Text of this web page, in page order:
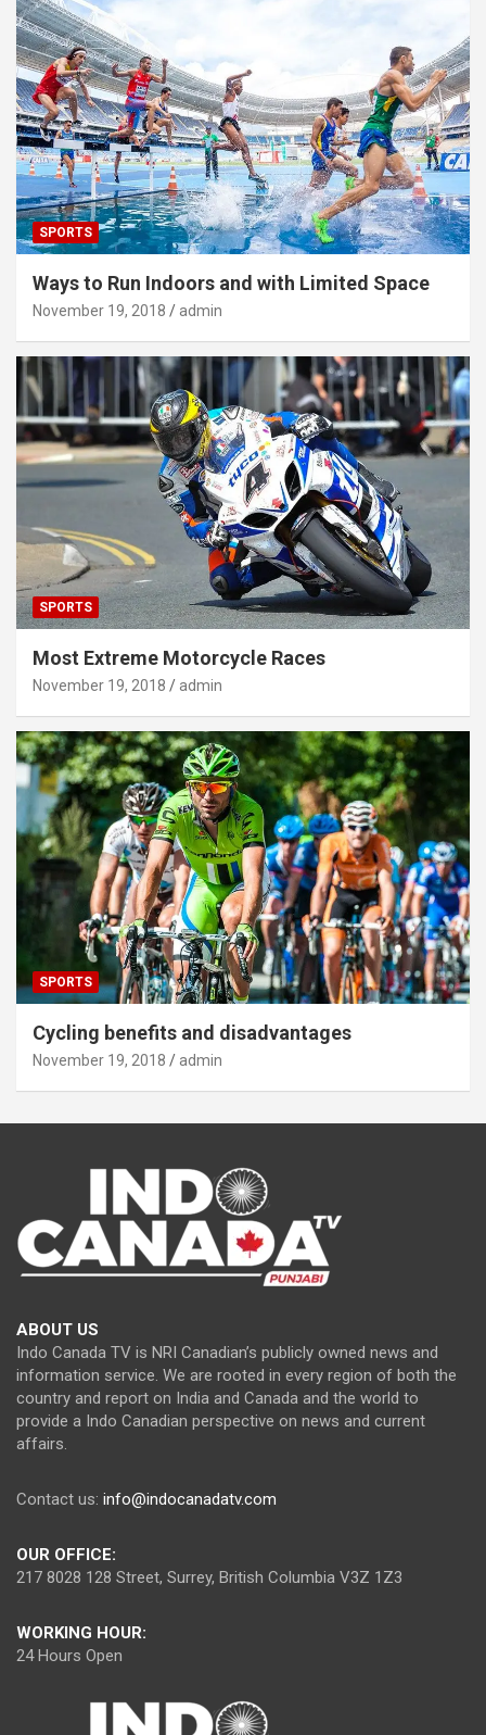
SPORTS
Ways to Run Indoors and with Limited Space
November 19, 2018 admin
SPORTS
Most Extreme Motorcycle Races
November 19, 2018 admin
SPORTS
Cycling benefits and disadvantages
November 19, 2018 admin
ABOUT US
Indo Canada TV is NRI Canadian’s publicly owned news and
information service. We are rooted in every region of both the
country and report on India and Canada and the world to
provide a Indo Canadian perspective on news and current
affairs.
Contact us: info@indocanadatv.com
OUR OFFICE:
217 8028 128 Street, Surrey, British Columbia V3Z 1Z3
WORKING HOUR:
24 Hours Open